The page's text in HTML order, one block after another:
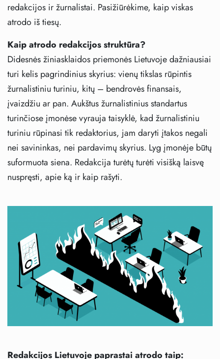
redakcijos ir žurnalistai. Pasižiūrėkime, kaip viskas
atrodo iš tiesų.
Kaip atrodo redakcijos struktūra?
Didesnės žiniasklaidos priemonės Lietuvoje dažniausiai
turi kelis pagrindinius skyrius: vienų tikslas rūpintis
žurnalistiniu turiniu, kitų – bendrovės finansais,
įvaizdžiu ar pan. Aukštus žurnalistinius standartus
turinčiose įmonėse vyrauja taisyklė, kad žurnalistiniu
turiniu rūpinasi tik redaktorius, jam daryti įtakos negali
nei savininkas, nei pardavimų skyrius. Lyg įmonėje būtų
suformuota siena. Redakcija turėtų turėti visišką laisvę
nuspręsti, apie ką ir kaip rašyti.
Redakcijos Lietuvoje paprastai atrodo taip: